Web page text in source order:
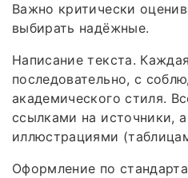
Важно критически
выбирать надёжные.
Написание текста.
последовательно, с
академического стиля.
ссылками на источники,
иллюстрациями
Оформление по